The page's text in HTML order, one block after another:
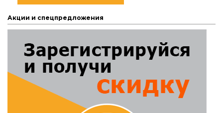
Акции и спецпредложения